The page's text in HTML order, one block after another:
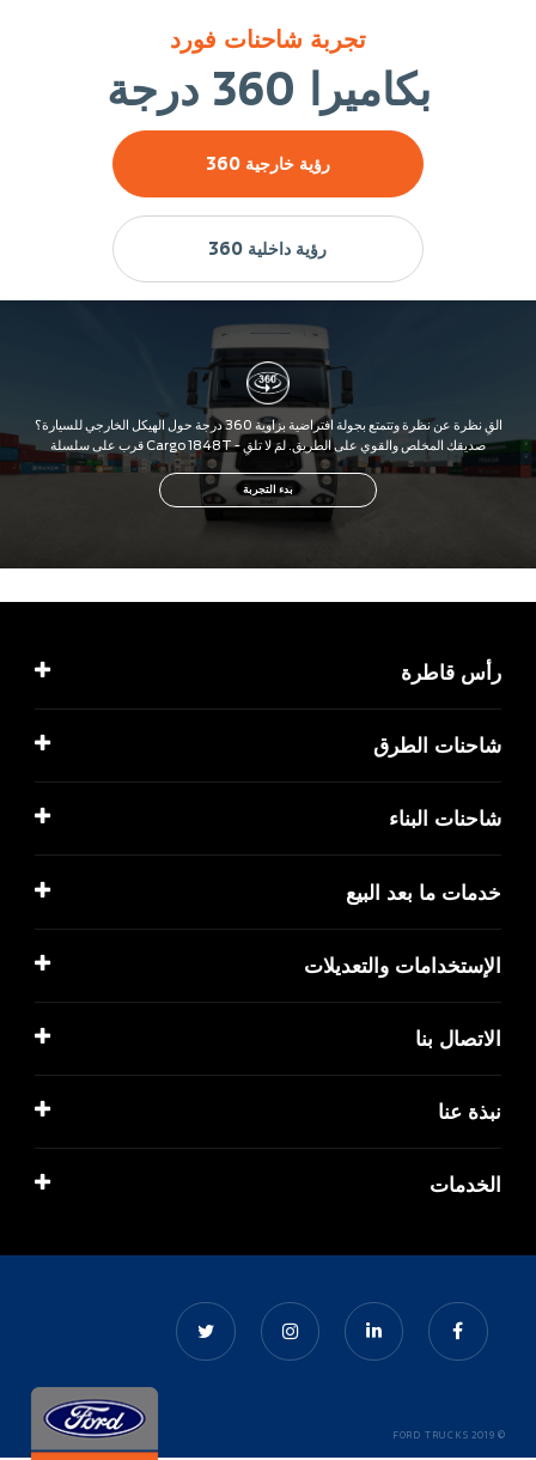
تجربة شاحنات فورد
بكاميرا 360 درجة
رؤية خارجية 360
رؤية داخلية 360
رأس قاطرة
شاحنات الطرق
شاحنات البناء
خدمات ما بعد البيع
الإستخدامات والتعديلات
الاتصال بنا
نبذة عنا
الخدمات
© 2019 FORD TRUCKS